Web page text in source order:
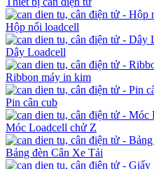
Hộp nối loadcell
Dây Loadcell
Ribbon máy in kim
Pin cân cub
Móc Loadcell chử Z
Bảng đèn Cân Xe Tải